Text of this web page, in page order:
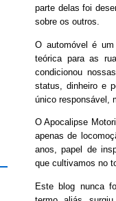
parte delas foi
sobre os outros.
O automóvel é
teórica para as
condicionou
status, dinheiro e
único responsável,
O Apocalipse
apenas de
anos, papel de
que cultivamos no
Este blog nunca